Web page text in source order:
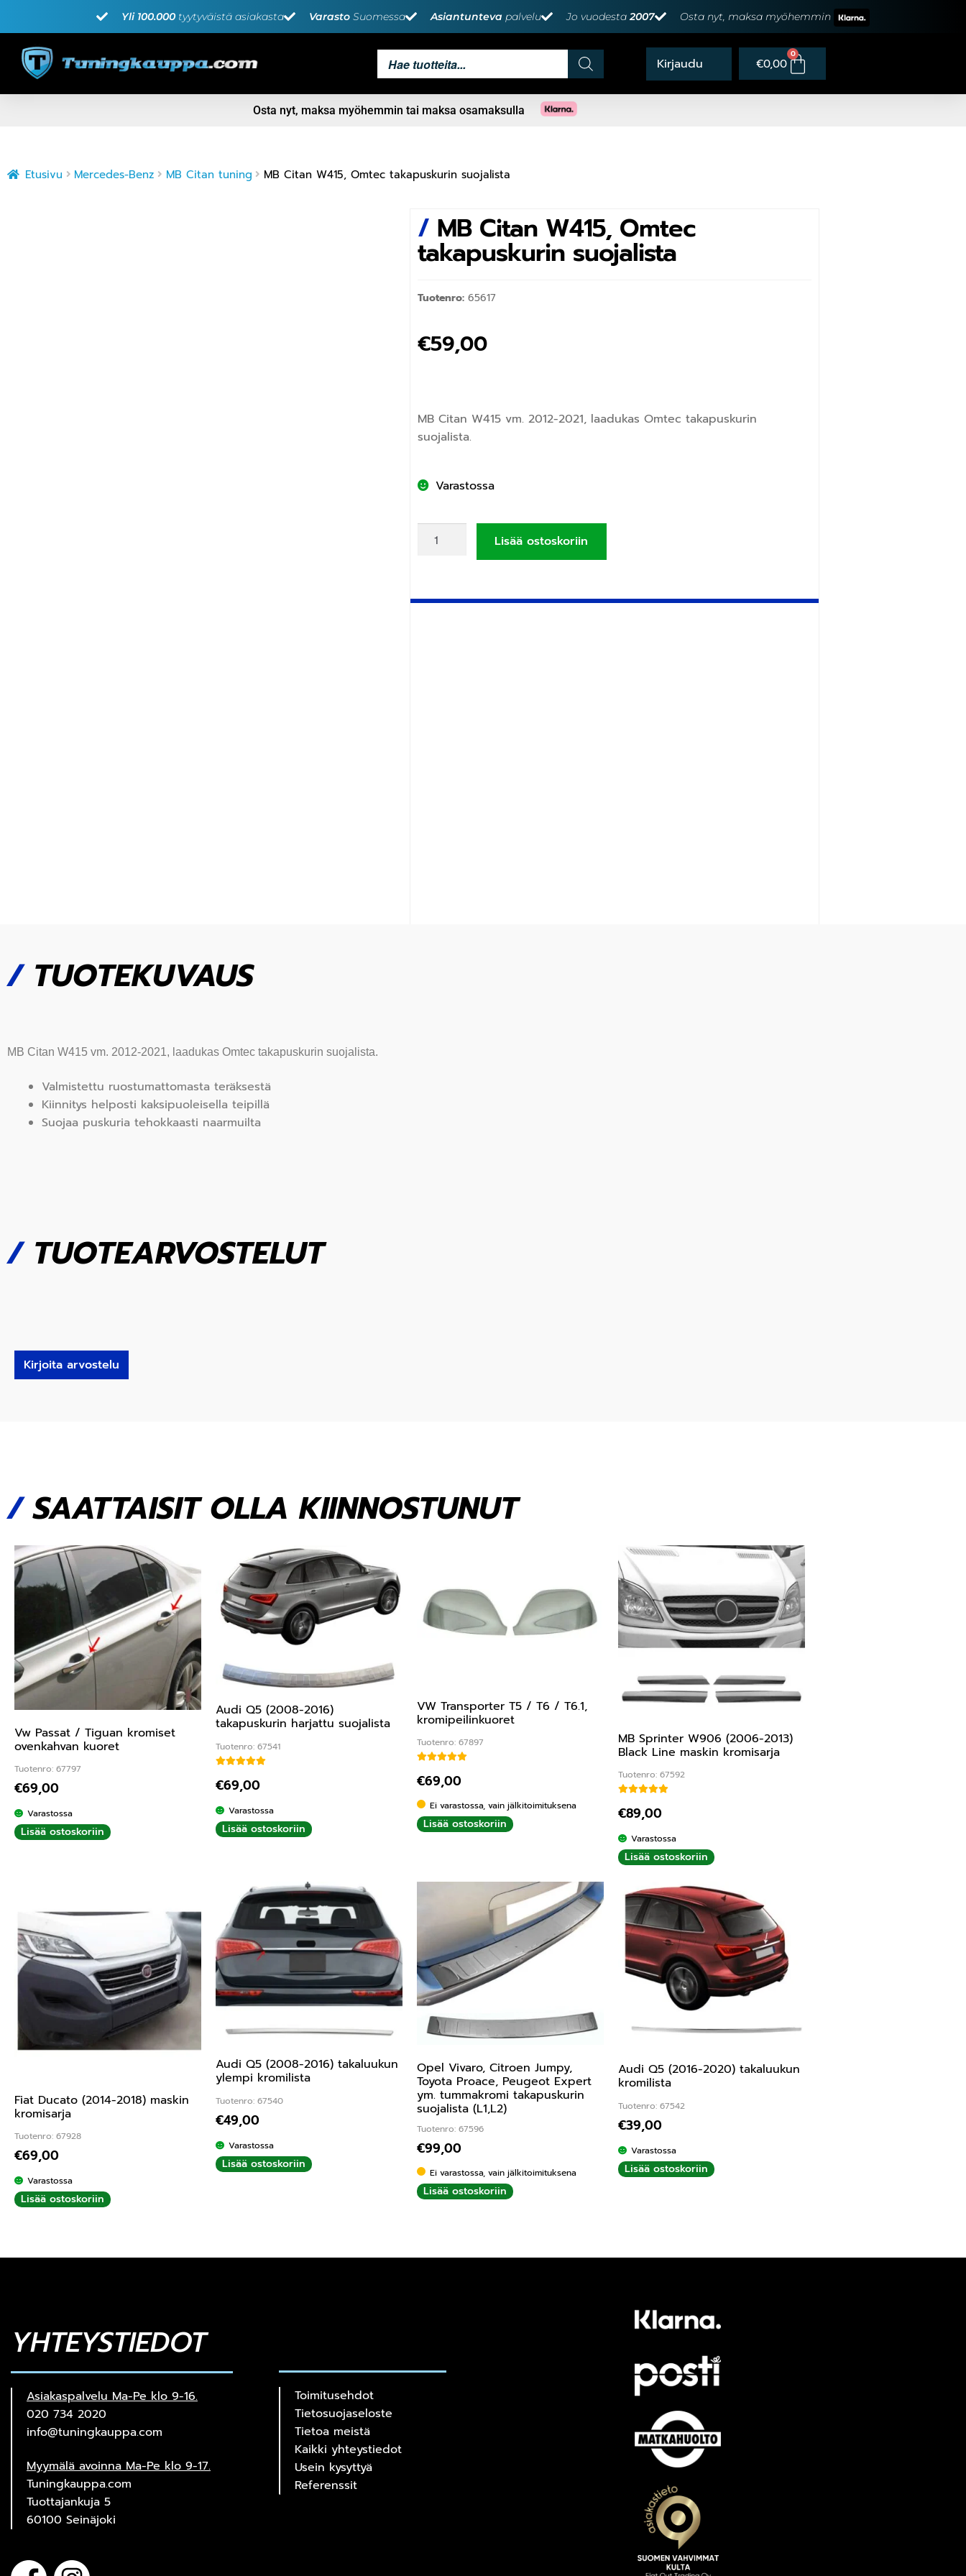
Yli 100.000 tyytyväistä asiakasta Varasto Suomessa Asiantunteva palvelu Jo vuodesta2007 Osta nyt, maksa myöhemmin
€0,00
0
Osta nyt, maksa myöhemmin tai maksa osamaksulla
Etusivu Mercedes-Benz MB Citan tuning MB Citan W415, Omtec takapuskurin suojalista
/ MB Citan W415, Omtec
takapuskurin suojalista
Tuotenro: 65617
€59,00
MB Citan W415 vm. 2012-2021, laadukas Omtec takapuskurin
suojalista.
Varastossa
Lisää ostoskoriin
/TUOTEKUVAUS
MB Citan W415 vm. 2012-2021, laadukas Omtec takapuskurin suojalista.
Valmistettu ruostumattomasta teräksestä
Kiinnitys helposti kaksipuoleisella teipillä
Suojaa puskuria tehokkaasti naarmuilta
/TUOTEARVOSTELUT
Kirjoita arvostelu
/SAATTAISIT OLLA KIINNOSTUNUT
Vw Passat / Tiguan kromiset
ovenkahvan kuoret
Tuotenro: 67797
€69,00
Varastossa
Lisää ostoskoriin
Audi Q5 (2008-2016)
takapuskurin harjattu suojalista
Tuotenro: 67541
€69,00
Varastossa
Lisää ostoskoriin
VW Transporter T5 / T6 / T6.1,
kromipeilinkuoret
Tuotenro: 67897
€69,00
Ei varastossa, vain jälkitoimituksena
Lisää ostoskoriin
MB Sprinter W906 (2006-2013)
Black Line maskin kromisarja
Tuotenro: 67592
€89,00
Varastossa
Lisää ostoskoriin
Fiat Ducato (2014-2018) maskin
kromisarja
Tuotenro: 67928
€69,00
Varastossa
Lisää ostoskoriin
Audi Q5 (2008-2016) takaluukun
ylempi kromilista
Tuotenro: 67540
€49,00
Varastossa
Lisää ostoskoriin
Opel Vivaro, Citroen Jumpy,
Toyota Proace, Peugeot Expert
ym. tummakromi takapuskurin
suojalista (L1,L2)
Tuotenro: 67596
€99,00
Ei varastossa, vain jälkitoimituksena
Lisää ostoskoriin
Audi Q5 (2016-2020) takaluukun
kromilista
Tuotenro: 67542
€39,00
Varastossa
Lisää ostoskoriin
YHTEYSTIEDOT
Asiakaspalvelu Ma-Pe klo 9-16.
020 734 2020
info@tuningkauppa.com
Myymälä avoinna Ma-Pe klo 9-17.
Tuningkauppa.com
Tuottajankuja 5
60100 Seinäjoki
Toimitusehdot
Tietosuojaseloste
Tietoa meistä
Kaikki yhteystiedot
Usein kysyttyä
Referenssit